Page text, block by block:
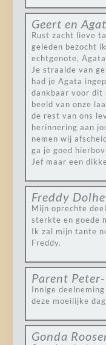
Geert en
Rust zacht lieve
geleden bezocht
echtgenote,
Je straalde van
had je Agata
dankbaar voor dit
beeld van onze
de rest van ons
herinnering aan
nemen wij
ga je goed
Jef maar een
Freddy
Mijn oprechte
sterkte en goede
Ik zal mijn tante
Freddy.
Parent
Innige
deze moeilijke
Gonda